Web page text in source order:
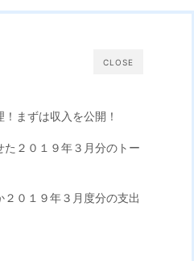
CLOSE
まずは収入を公開！
２０１９年３月分のトー
０１９年３月度分の支出